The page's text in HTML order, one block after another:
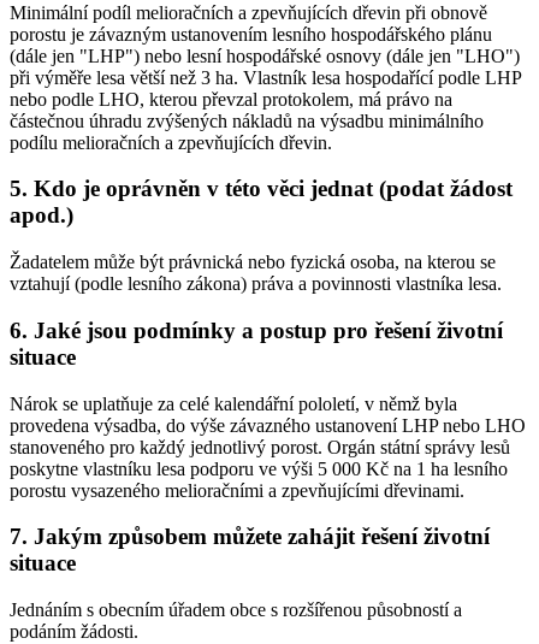
Minimální podíl melioračních a zpevňujících dřevin při obnově
porostu je závazným ustanovením lesního hospodářského plánu
(dále jen "LHP") nebo lesní hospodářské osnovy (dále jen "LHO")
při výměře lesa větší než 3 ha. Vlastník lesa hospodařící podle LHP
nebo podle LHO, kterou převzal protokolem, má právo na
částečnou úhradu zvýšených nákladů na výsadbu minimálního
podílu melioračních a zpevňujících dřevin.
5. Kdo je oprávněn v této věci jednat (podat žádost
apod.)
Žadatelem může být právnická nebo fyzická osoba, na kterou se
vztahují (podle lesního zákona) práva a povinnosti vlastníka lesa.
6. Jaké jsou podmínky a postup pro řešení životní
situace
Nárok se uplatňuje za celé kalendářní pololetí, v němž byla
provedena výsadba, do výše závazného ustanovení LHP nebo LHO
stanoveného pro každý jednotlivý porost. Orgán státní správy lesů
poskytne vlastníku lesa podporu ve výši 5 000 Kč na 1 ha lesního
porostu vysazeného melioračními a zpevňujícími dřevinami.
7. Jakým způsobem můžete zahájit řešení životní
situace
Jednáním s obecním úřadem obce s rozšířenou působností a
podáním žádosti.